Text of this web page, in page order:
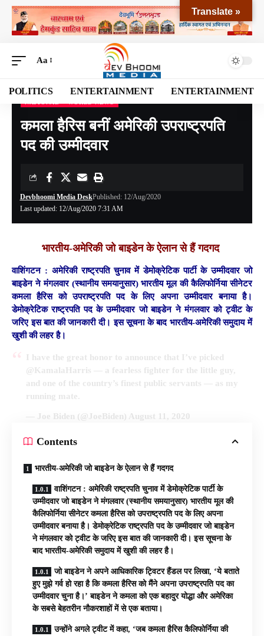
Aa
POLITICS ENTERTAINMENT ENTERTAINMENT
Devbhoomi Media>Blog>NATIONAL>कमला हैरिस बनीं अमेरिकी उपराष्ट्रपति पद की उम्मीदवार
कमला हैरिस बनीं अमेरिकी उपराष्ट्रपति
पद की उम्मीदवार
Last updated: 12/Aug/2020 7:31 AM
Devbhoomi Media DeskPublished: 12/Aug/2020
भारतीय-अमेरिकी जो बाइडेन के ऐलान से हैं गदगद
वाशिंगटन : अमेरिकी राष्ट्रपति चुनाव में डेमोक्रेटिक पार्टी के उम्मीदवार जो
बाइडेन ने मंगलवार (स्थानीय समयानुसार) भारतीय मूल की कैलिफोर्निया सीनेटर
कमला हैरिस को उपराष्ट्रपति पद के लिए अपना उम्मीदवार बनाया है।
डेमोक्रेटिक राष्ट्रपति पद के उम्मीदवार जो बाइडेन ने मंगलवार को ट्वीट के
जरिए इस बात की जानकारी दी। इस सूचना के बाद भारतीय-अमेरिकी समुदाय में
खुशी की लहर है।
I have the great honor to announce that I’ve picked
@KamalaHarris — a fearless fighter for the little guy,
and one of the country’s finest public servants — as my
running mate.
— Joe Biden (@JoeBiden) August 11, 2020
Contents
भारतीय-अमेरिकी जो बाइडेन के ऐलान से हैं गदगद
वाशिंगटन : अमेरिकी राष्ट्रपति चुनाव में डेमोक्रेटिक पार्टी के
उम्मीदवार जो बाइडेन ने मंगलवार (स्थानीय समयानुसार) भारतीय मूल की
कैलिफोर्निया सीनेटर कमला हैरिस को उपराष्ट्रपति पद के लिए अपना
उम्मीदवार बनाया है। डेमोक्रेटिक राष्ट्रपति पद के उम्मीदवार जो बाइडेन
ने मंगलवार को ट्वीट के जरिए इस बात की जानकारी दी। इस सूचना के
बाद भारतीय-अमेरिकी समुदाय में खुशी की लहर है।
जो बाइडेन ने अपने आधिकारिक ट्विटर हैंडल पर लिखा, ‘ये बताते
हुए मुझे गर्व हो रहा है कि कमला हैरिस को मैंने अपना उपराष्ट्रपति पद का
उम्मीदवार चुना है।’ बाइडेन ने कमला को एक बहादुर योद्धा और अमेरिका
के सबसे बेहतरीन नौकरशाहों में से एक बताया।
उन्होंने अगले ट्वीट में कहा, ‘जब कमला हैरिस कैलिफोर्निया की
Translate »